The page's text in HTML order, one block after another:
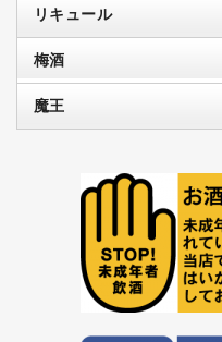
リキュール
梅酒
魔王